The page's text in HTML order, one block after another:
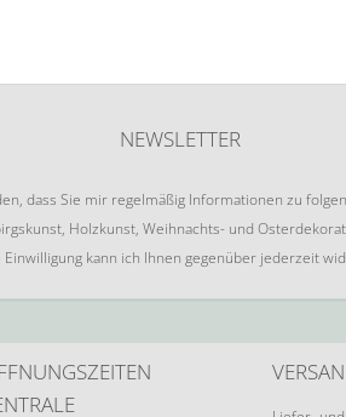
NEWSLETTER
dass Sie mir regelmäßig Informationen zu
Holzkunst, Weihnachts- und
Einwilligung kann ich Ihnen gegenüber jederzeit